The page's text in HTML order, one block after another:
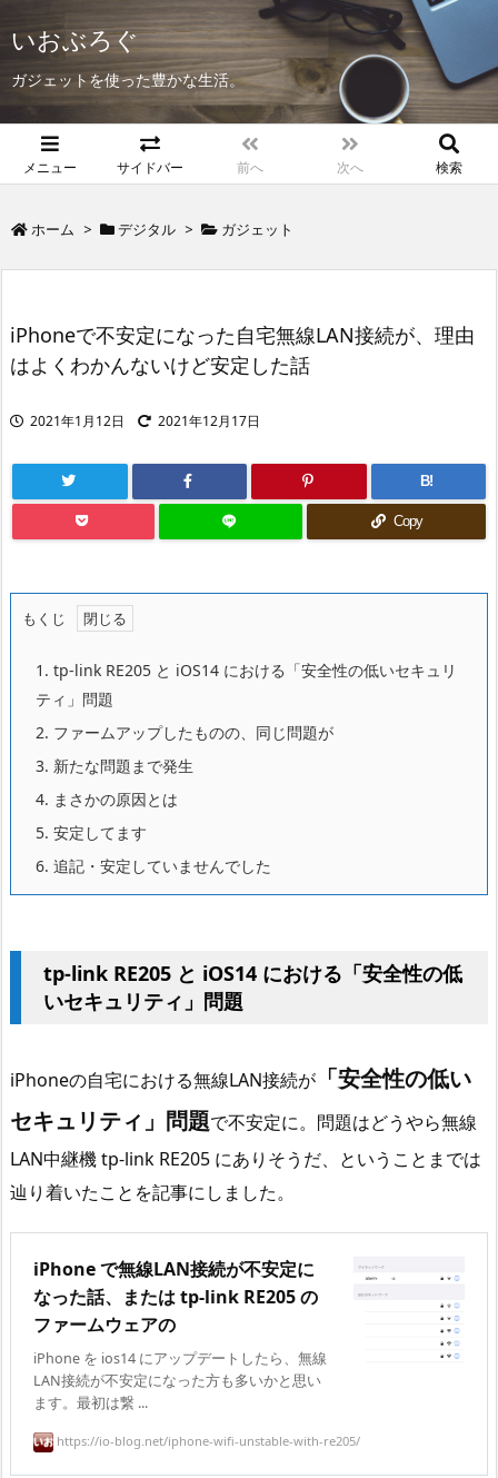
いおぶろぐ
ガジェットを使った豊かな生活。
メニュー サイドバー 前へ 次へ 検索
ホーム > デジタル > ガジェット
iPhoneで不安定になった自宅無線LAN接続が、理由
はよくわかんないけど安定した話
2021年1月12日 2021年12月17日
B!
Copy
もくじ
1. tp-link RE205 と iOS14 における「安全性の低いセキュリ
ティ」問題
2. ファームアップしたものの、同じ問題が
3. 新たな問題まで発生
4. まさかの原因とは
5. 安定してます
6. 追記・安定していませんでした
tp-link RE205 と iOS14 における「安全性の低
いセキュリティ」問題
iPhoneの自宅における無線LAN接続が 「安全性の低い
セキュリティ」問題で不安定に。問題はどうやら無線
LAN中継機 tp-link RE205 にありそうだ、ということまでは
辿り着いたことを記事にしました。
iPhone で無線LAN接続が不安定に
なった話、または tp-link RE205 の
ファームウェアの
iPhone を ios14 にアップデートしたら、無線
LAN接続が不安定になった方も多いかと思い
ます。最初は繋 ...
https://io-blog.net/iphone-wifi-unstable-with-re205/